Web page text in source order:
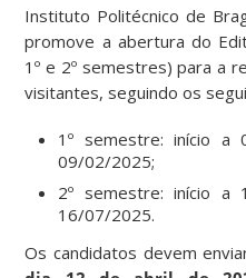
Instituto Politécnico de
promove a abertura do
1º e 2º semestres) para a
visitantes, seguindo os
1º semestre: início a
09/02/2025;
2º semestre: início a
16/07/2025.
Os candidatos devem